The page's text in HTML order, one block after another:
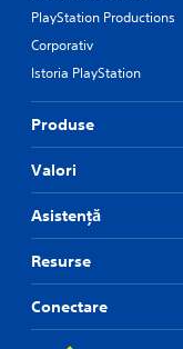
PlayStation Productions
Corporativ
Istoria PlayStation
Produse
Valori
Asistență
Resurse
Conectare